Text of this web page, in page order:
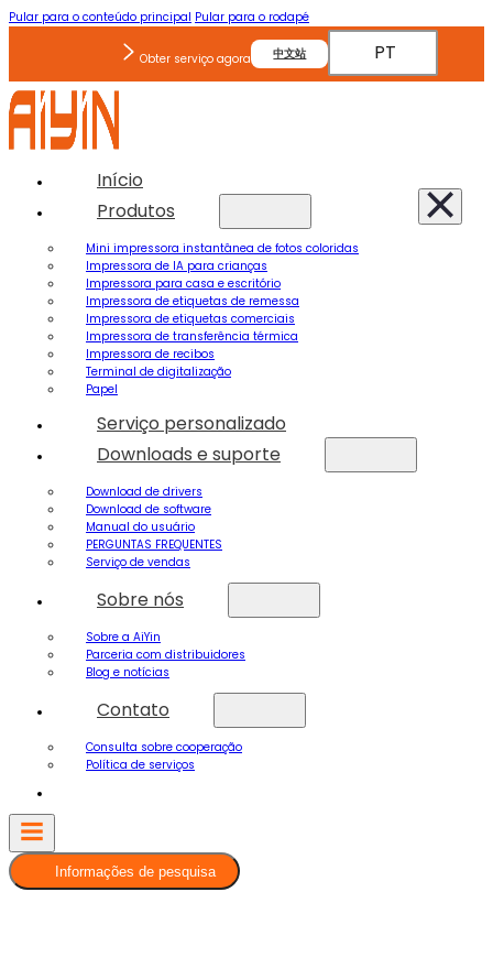
Pular para o conteúdo principal Pular para o rodapé
Obter serviço agora 中文站 PT
Início
Produtos
Mini impressora instantânea de fotos coloridas
Impressora de IA para crianças
Impressora para casa e escritório
Impressora de etiquetas de remessa
Impressora de etiquetas comerciais
Impressora de transferência térmica
Impressora de recibos
Terminal de digitalização
Papel
Serviço personalizado
Downloads e suporte
Download de drivers
Download de software
Manual do usuário
PERGUNTAS FREQUENTES
Serviço de vendas
Sobre nós
Sobre a AiYin
Parceria com distribuidores
Blog e notícias
Contato
Consulta sobre cooperação
Política de serviços
Informações de pesquisa